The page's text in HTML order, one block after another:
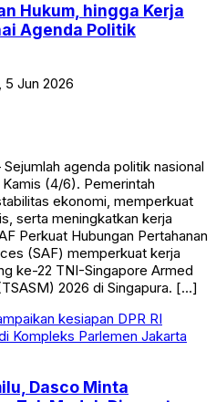
Hukum, hingga Kerja
Agenda Politik
Jun 2026
agenda politik nasional
(4/6). Pemerintah
ekonomi, memperkuat
serta meningkatkan kerja
Perkuat Hubungan Pertahanan
(SAF) memperkuat kerja
ke-22 TNI-Singapore Armed
2026 di Singapura. […]
Dasco Minta